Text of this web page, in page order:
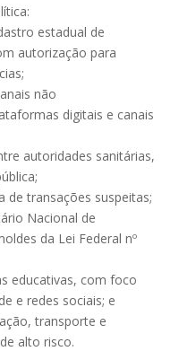
estadual de
autorização para
não
digitais e canais
autoridades sanitárias,
de transações suspeitas;
Nacional de
da Lei Federal nº
educativas, com foco
e redes sociais; e
transporte e
alto risco.